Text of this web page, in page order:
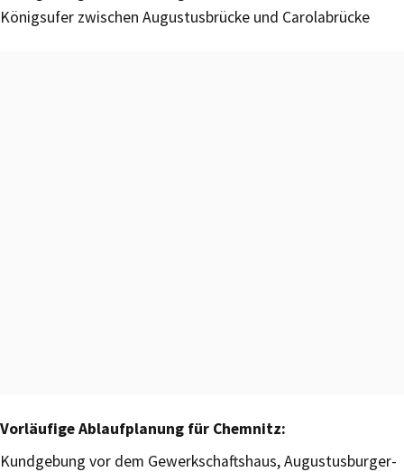
Königsufer zwischen Augustusbrücke und Carolabrücke
Vorläufige Ablaufplanung für Chemnitz:
Kundgebung vor dem Gewerkschaftshaus, Augustusburger-